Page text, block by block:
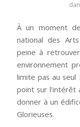
À un moment
national des
peine à
environnement
limite pas au seul
point sur
donner à un
Glorieuses.